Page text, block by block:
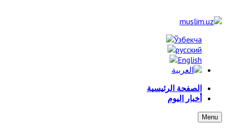
الصفحة الرئيسية
أخبار اليوم
Menu